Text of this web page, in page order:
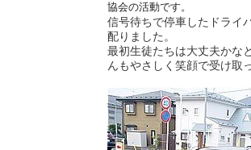
協会の活動です。
信号待ちで停車したドライ
配りました。
最初生徒たちは大丈夫かな
んもやさしく笑顔で受け取